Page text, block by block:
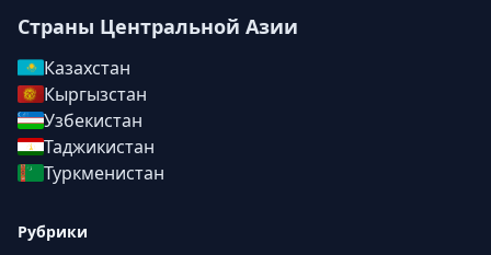
Страны Центральной Азии
Казахстан
Кыргызстан
Узбекистан
Таджикистан
Туркменистан
Рубрики